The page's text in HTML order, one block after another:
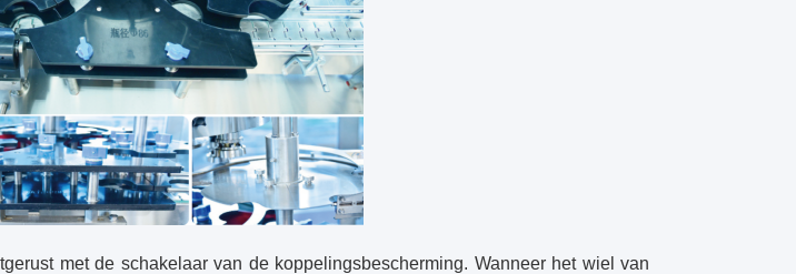
met de schakelaar van de koppelingsbescherming. Wanneer het wiel van